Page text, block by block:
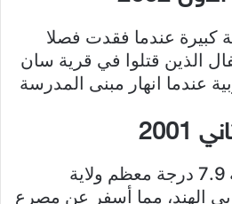
كبيرة عندما فقدت فصلا
الذين قتلوا في قرية سان
عندما انهار مبنى المدرسة
دمر زلزال بلغت قوته 7.9 درجة معظم ولاية
الهند، مما أسفر عن مصرع